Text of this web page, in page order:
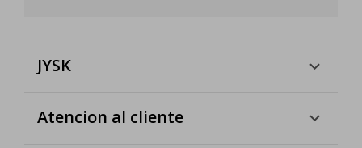
JYSK
Atencion al cliente